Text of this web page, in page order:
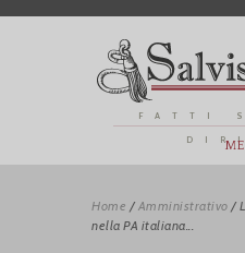
FATTI
Home / Amministrativo /
nella PA italiana...